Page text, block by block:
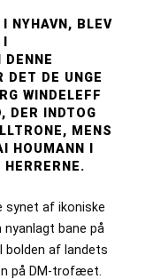
NYHAVN, BLEV
DET DE UNGE
WINDELEFF
DER INDTOG
MENS
HOUMANN I
synet af ikoniske
nyanlagt bane på
bolden af landets
på DM-trofæet.